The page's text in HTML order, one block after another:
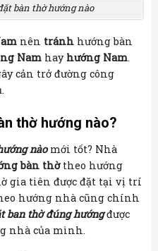
bàn thờ hướng nào
nên tránh hướng bàn
Nam hay hướng Nam.
cản trở đường công
thờ hướng nào?
nàomới tốt? Nhà
bàn thờtheo hướng
gia tiên được đặt tại vị trí
hướng nhà cũng chính
ban thờ đúng hướngđược
nhà của mình.